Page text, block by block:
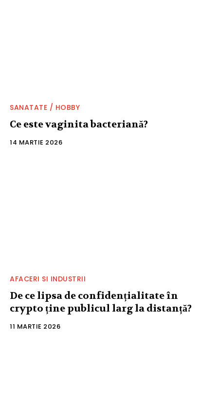
SANATATE / HOBBY
Ce este vaginita bacteriană?
14 MARTIE 2026
AFACERI SI INDUSTRII
De ce lipsa de confidențialitate în
crypto ține publicul larg la distanță?
11 MARTIE 2026